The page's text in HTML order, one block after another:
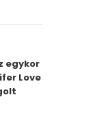
egykor
Love